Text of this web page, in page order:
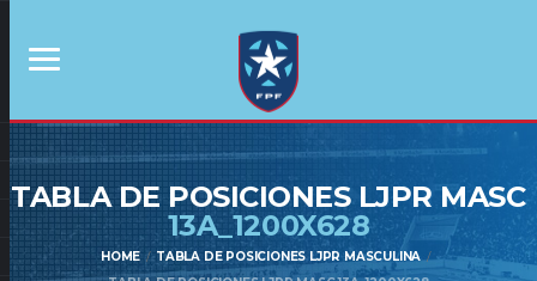
TABLA DE POSICIONES LJPR MASC
13A_1200X628
HOME
TABLA DE POSICIONES LJPR MASCULINA